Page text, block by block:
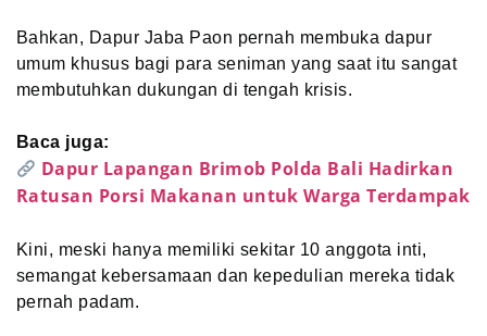
Bahkan, Dapur Jaba Paon pernah membuka dapur
umum khusus bagi para seniman yang saat itu sangat
membutuhkan dukungan di tengah krisis.
Baca juga:
Dapur Lapangan Brimob Polda Bali Hadirkan
Ratusan Porsi Makanan untuk Warga Terdampak
Kini, meski hanya memiliki sekitar 10 anggota inti,
semangat kebersamaan dan kepedulian mereka tidak
pernah padam.